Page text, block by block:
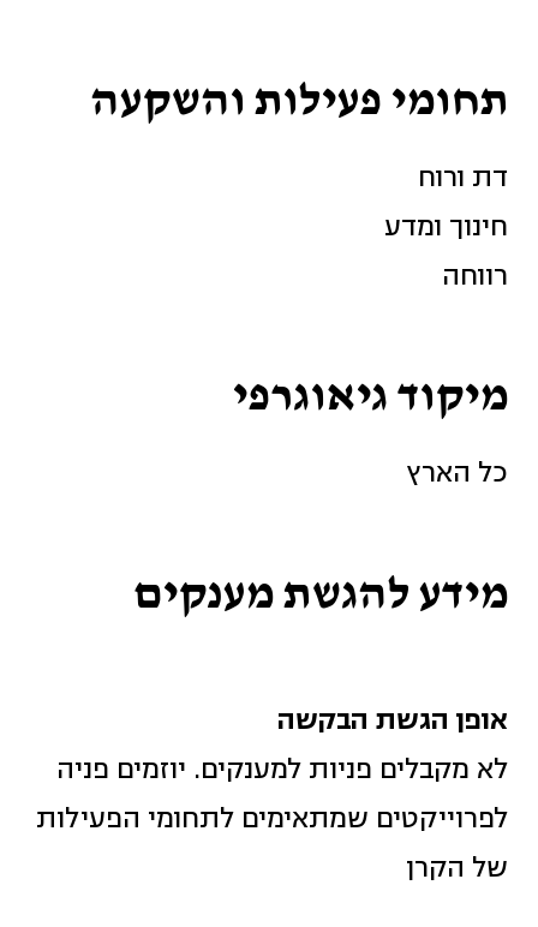
תחומי פעילות והשקעה
דת ורוח
חינוך ומדע
רווחה
מיקוד גיאוגרפי
כל הארץ
מידע להגשת מענקים
אופן הגשת הבקשה
לא מקבלים פניות למענקים. יוזמים פניה
לפרוייקטים שמתאימים לתחומי הפעילות
של הקרן